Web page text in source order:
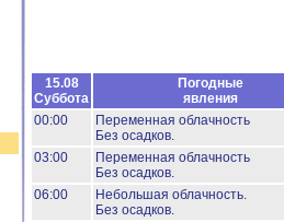
15.08
Суббота
Погодные
явления
00:00
Переменная облачность
Без осадков.
03:00
Переменная облачность
Без осадков.
06:00
Небольшая облачность.
Без осадков.